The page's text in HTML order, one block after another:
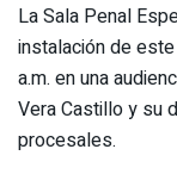
La Sala Penal
instalación de
a.m. en una
Vera Castillo y su
procesales.